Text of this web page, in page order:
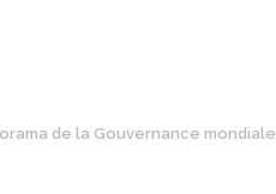
de la Gouvernance mondiale